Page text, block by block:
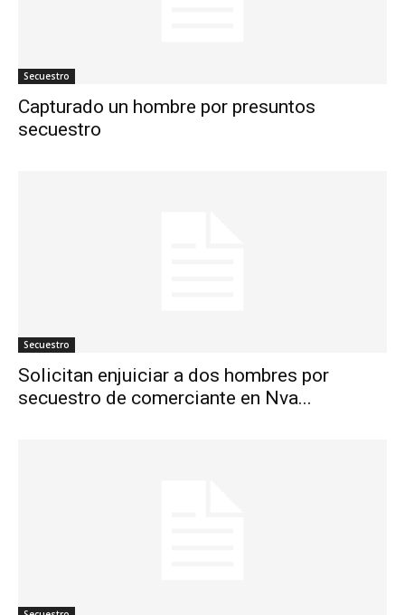
Secuestro
Capturado un hombre por presuntos
secuestro
Secuestro
Solicitan enjuiciar a dos hombres por
secuestro de comerciante en Nva...